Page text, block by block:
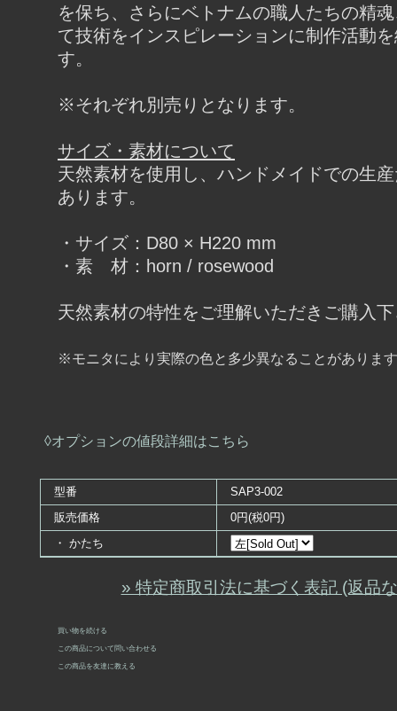
を保ち、さらにベトナムの職人たちの精
て技術をインスピレーションに制作活動
す。
※それぞれ別売りとなります。
サイズ・素材について
天然素材を使用し、ハンドメイドでの生
あります。
・サイズ：D80 × H220 mm
・素 材：horn / rosewood
天然素材の特性をご理解いただきご購入
※モニタにより実際の色と多少異なることがありま
◊オプションの値段詳細はこちら
型番
SAP3-002
販売価格
0円(税0円)
・ かたち
» 特定商取引法に基づく表記 (返品
買い物を続ける
この商品について問い合わせる
この商品を友達に教える